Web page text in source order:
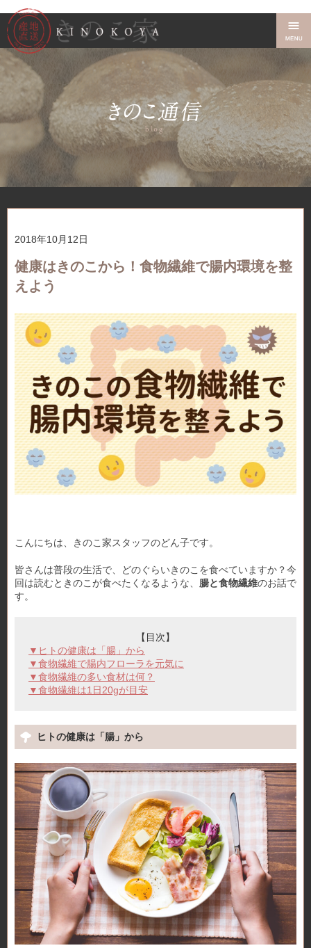
2018年10月12日
健康はきのこから！食物繊維で腸内環境を整
えよう
こんにちは、きのこ家スタッフのどん子です。
皆さんは普段の生活で、どのぐらいきのこを食べていますか？今
回は読むときのこが食べたくなるような、 腸と食物繊維のお話で
す。
【目次】
▼ヒトの健康は「腸」から
▼食物繊維で腸内フローラを元気に
▼食物繊維の多い食材は何？
▼食物繊維は1日20gが目安
ヒトの健康は「腸」から